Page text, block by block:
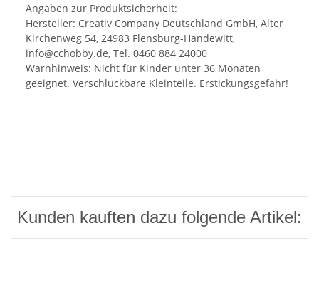
Angaben zur Produktsicherheit:
Hersteller: Creativ Company Deutschland GmbH, Alter
Kirchenweg 54, 24983 Flensburg-Handewitt,
info@cchobby.de, Tel. 0460 884 24000
Warnhinweis: Nicht für Kinder unter 36 Monaten
geeignet. Verschluckbare Kleinteile. Erstickungsgefahr!
Kunden kauften dazu folgende Artikel: